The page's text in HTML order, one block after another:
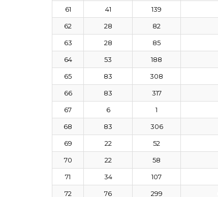
61 41 139
62 28 82
63 28 85
64 53 188
65 83 308
66 83 317
67 6 1
68 83 306
69 22 52
70 22 58
71 34 107
72 76 299